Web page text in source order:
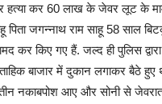
हत्या कर 60 लाख के जेवर लूट के
जगन्नाथ राम साहू 58 साल
कर किए गए हैं. जल्द ही पुलिस
बाजार में दुकान लगाकर
नकाबपोश आए और सोनी से